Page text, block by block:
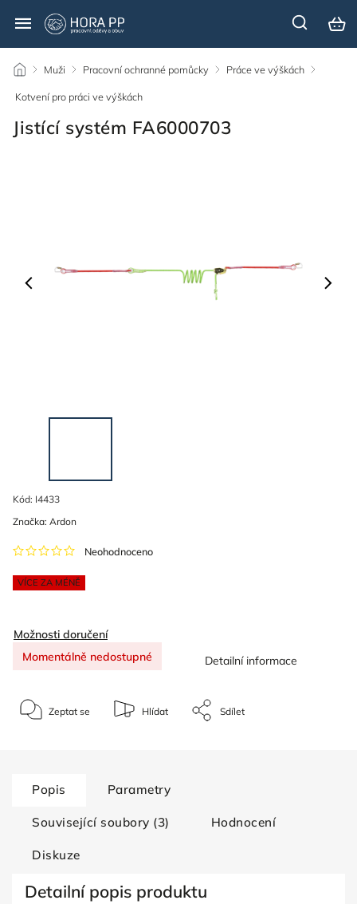
/ Muži / Pracovní ochranné pomůcky / Práce ve výškách /
Kotvení pro práci ve výškách
Jistící systém FA6000703
Kód: I4433
VÍCE ZA MÉNĚ
Neohodnoceno
Značka: Ardon
Možnosti doručení
Momentálně nedostupné
Detailní informace
Zeptat se Hlídat Sdílet
Popis Parametry
Související soubory (3) Hodnocení
Diskuze
Detailní popis produktu